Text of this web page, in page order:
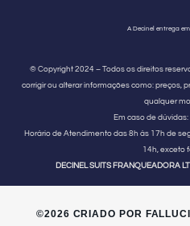
A Decinel entrega
© Copyright 2024 – Todos os direitos
corrigir ou alterar informações como: preços,
qualquer
Em caso de dúvidas:
Horário de Atendimento das 8h às 17h de
14h, exceto
DECINEL SUITS FRANQUEADORA
©2026 CRIADO POR